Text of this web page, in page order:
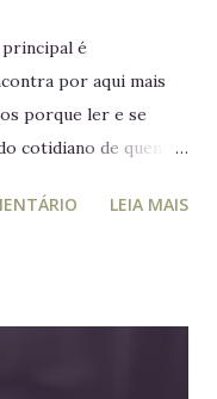
é
por aqui mais
porque ler e se
cotidiano de quem
frequente é
LEIA MAIS